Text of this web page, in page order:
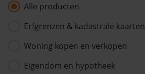
Alle producten
Erfgrenzen & kadastrale kaarten
Woning kopen en verkopen
Eigendom en hypotheek